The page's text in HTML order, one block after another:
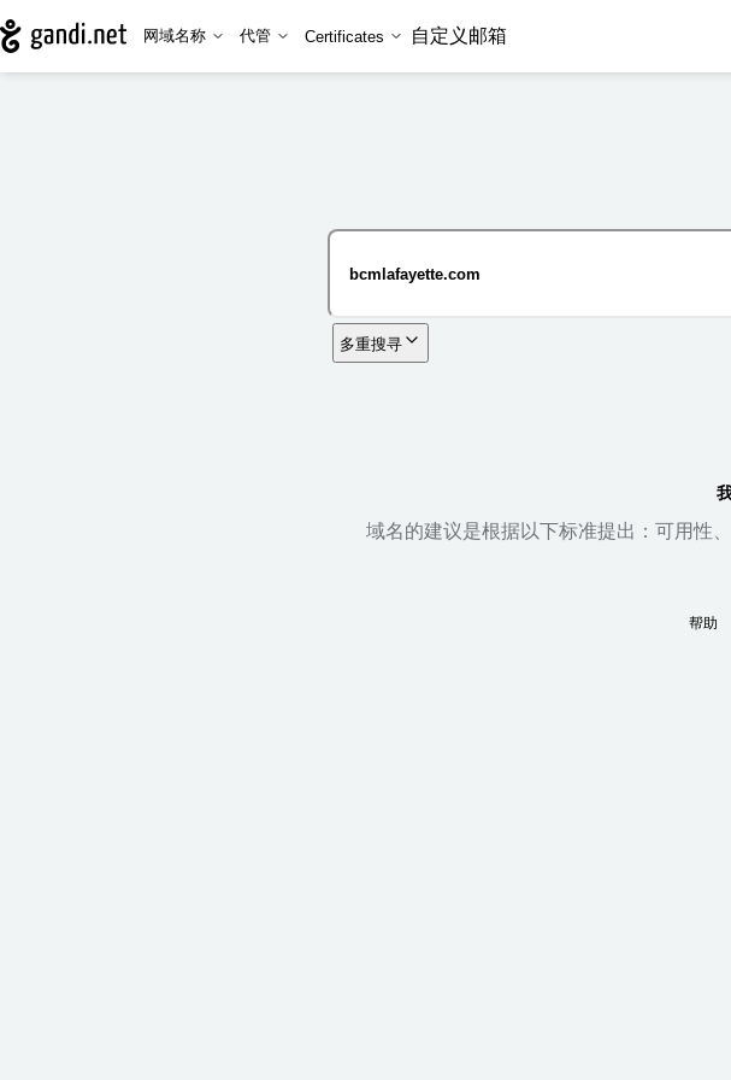
网域名称 代管 Certificates 自定义邮箱
多重搜寻
域名的建议是根据以下标准提出：可用性
帮助